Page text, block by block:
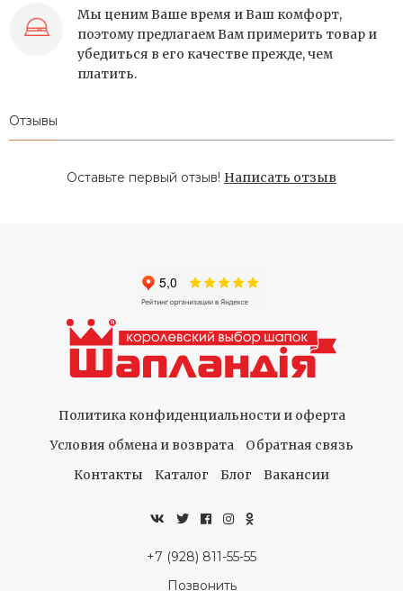
Мы ценим Ваше время и Ваш комфорт,
поэтому предлагаем Вам примерить товар и
убедиться в его качестве прежде, чем
платить.
Отзывы
Оставьте первый отзыв! Написать отзыв
Политика конфиденциальности и оферта
Условия обмена и возврата
Обратная связь
Контакты
Каталог Блог Вакансии
+7 (928) 811-55-55
Позвонить